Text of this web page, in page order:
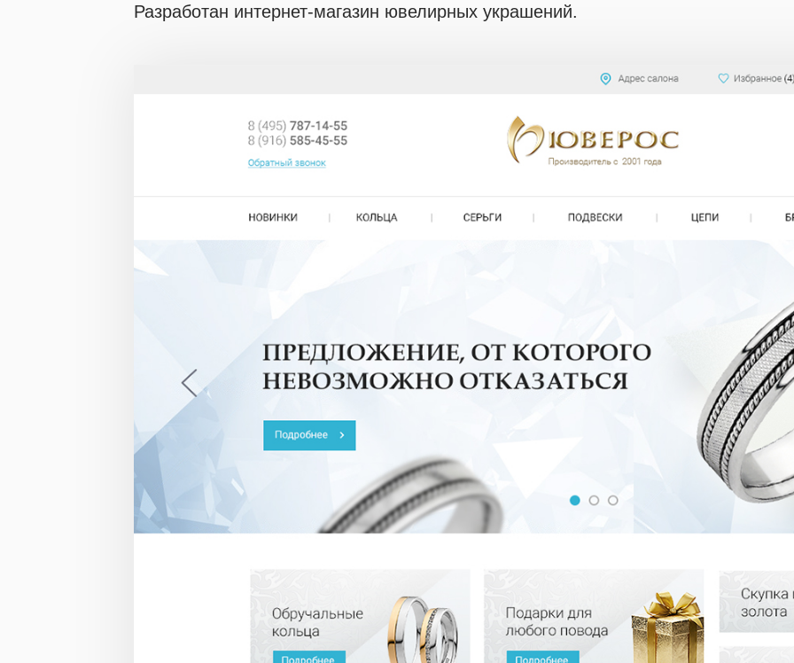
Разработан интернет-магазин ювелирных украшений.
Мы скоро